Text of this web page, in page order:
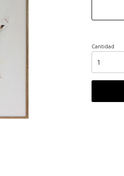
Cantidad